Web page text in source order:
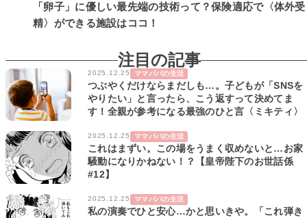
「卵子」に優しい最先端の技術って？保険適応で〈体外受
精〉ができる施設はココ！
注目の記事
2025.12.25 ママパパの生活
つぶやくだけならまだしも…。子どもが「SNSを
やりたい」と言ったら、こう返すって決めてま
す！全親が参考になる最強のひと言〈ミキティ〉
2025.12.25 ママパパの生活
これはまずい。この場をうまく収めないと…お家
騒動になりかねない！？【皇帝陛下のお世話係
#12】
2025.12.25 ママパパの生活
私の演奏でひと安心…かと思いきや。「これ弾き